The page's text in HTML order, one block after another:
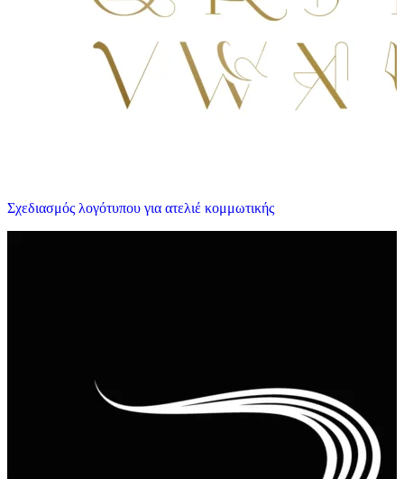
Σχεδιασμός λογότυπου για ατελιέ κομμωτικής